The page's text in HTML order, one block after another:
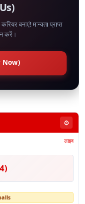
बनाएं! मान्यता प्राप्त
करें।
Now)
⚙️
लाइव